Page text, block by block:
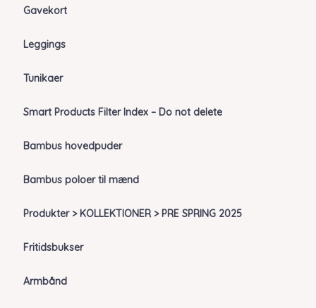
Gavekort
Leggings
Tunikaer
Smart Products Filter Index – Do not delete
Bambus hovedpuder
Bambus poloer til mænd
Produkter > KOLLEKTIONER > PRE SPRING 2025
Fritidsbukser
Armbånd